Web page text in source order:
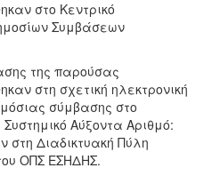
στο Κεντρικό
Συμβάσεων
της παρούσας
στη σχετική ηλεκτρονική
σύμβασης στο
Αύξοντα Αριθμό:
στη Διαδικτυακή Πύλη
ΟΠΣ ΕΣΗΔΗΣ.